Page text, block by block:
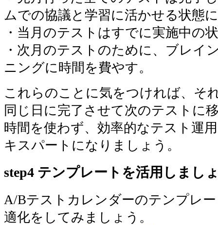
ムでの協議と学習に活かせる状態
・当月のテストはすでに実施中の
・次月のテストのために、ブレイ
ニングに時間を費やす。
これらのことに気をつければ、そ
同じ日に完了させて次のテストに
時間を使わず、効率的なテスト運
キスパートになりましょう。
step4 テンプレートを活用しまし
A/Bテストカレンダーのテンプレ
適化をしてみましょう。